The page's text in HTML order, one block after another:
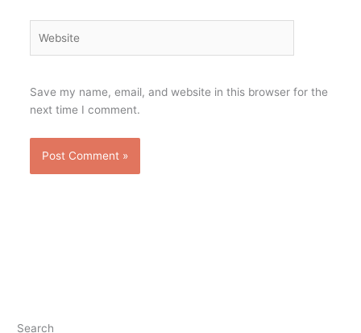
Save my name, email, and website in this browser for the
next time I comment.
Search